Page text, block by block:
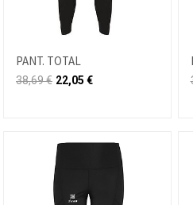
PANT. TOTAL
38,69€ 22,05 €